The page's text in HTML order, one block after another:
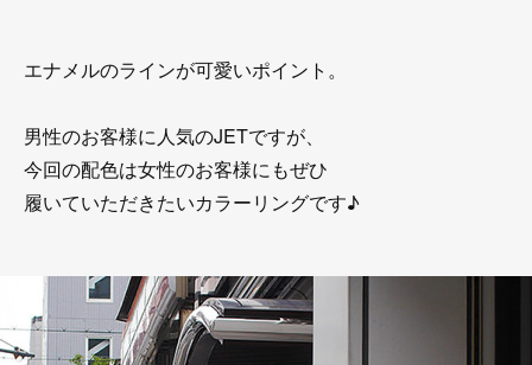
エナメルのラインが可愛いポイント。
男性のお客様に人気のJETですが、
今回の配色は女性のお客様にもぜひ
履いていただきたいカラーリングです♪